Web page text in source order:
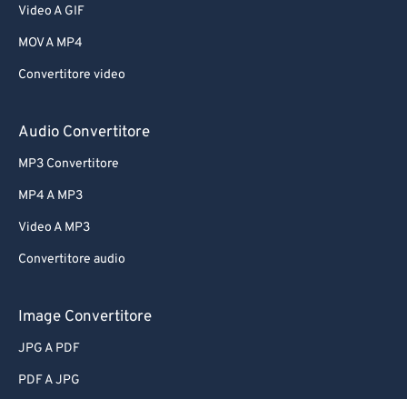
Video A GIF
MOV A MP4
Convertitore video
Audio Convertitore
MP3 Convertitore
MP4 A MP3
Video A MP3
Convertitore audio
Image Convertitore
JPG A PDF
PDF A JPG